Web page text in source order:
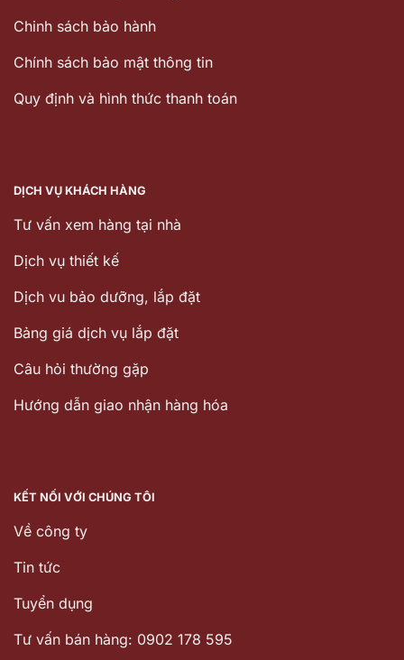
Chinh sách bảo hành
Chính sách bảo mật thông tin
Quy định và hình thức thanh toán
DỊCH VỤ KHÁCH HÀNG
Tư vấn xem hàng tại nhà
Dịch vụ thiết kế
Dịch vu bảo dưỡng, lắp đặt
Bảng giá dịch vụ lắp đặt
Câu hỏi thường gặp
Hướng dẫn giao nhận hàng hóa
KẾT NỐI VỚI CHÚNG TÔI
Về công ty
Tin tức
Tuyển dụng
Tư vấn bán hàng: 0902 178 595